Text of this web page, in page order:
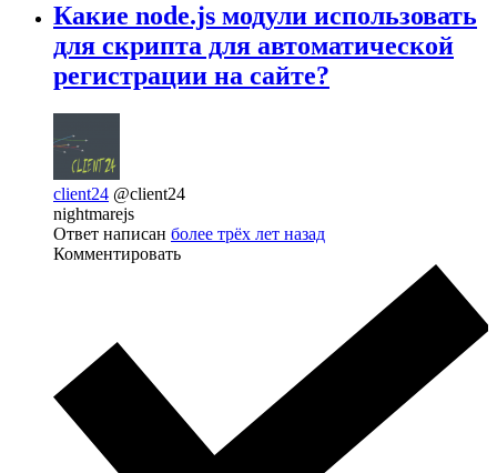
Какие node.js модули использовать
для скрипта для автоматической
регистрации на сайте?
client24 @client24
nightmarejs
Ответ написан более трёх лет назад
Комментировать